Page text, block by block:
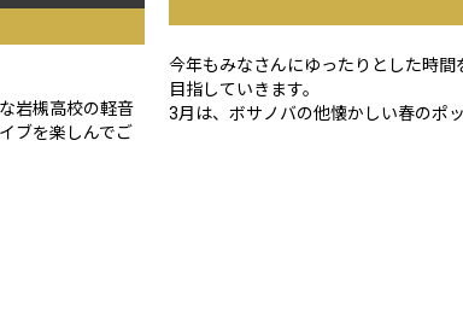
岩槻高校の軽音
ブを楽しんでご
今年もみなさんにゆったりとした時
目指していきます。
3月は、ボサノバの他懐かしい春のポ